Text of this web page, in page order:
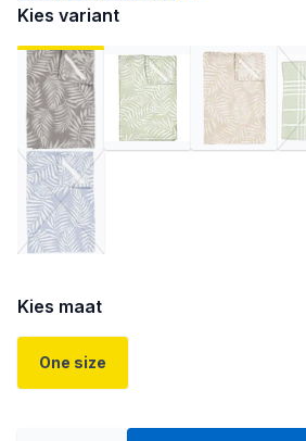
Kies variant
Kies maat
One size